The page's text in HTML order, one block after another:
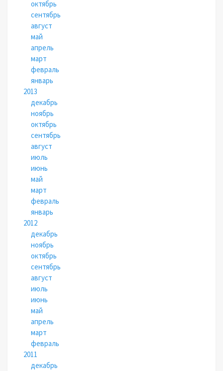
октябрь
сентябрь
август
май
апрель
март
февраль
январь
2013
декабрь
ноябрь
октябрь
сентябрь
август
июль
июнь
май
март
февраль
январь
2012
декабрь
ноябрь
октябрь
сентябрь
август
июль
июнь
май
апрель
март
февраль
2011
декабрь